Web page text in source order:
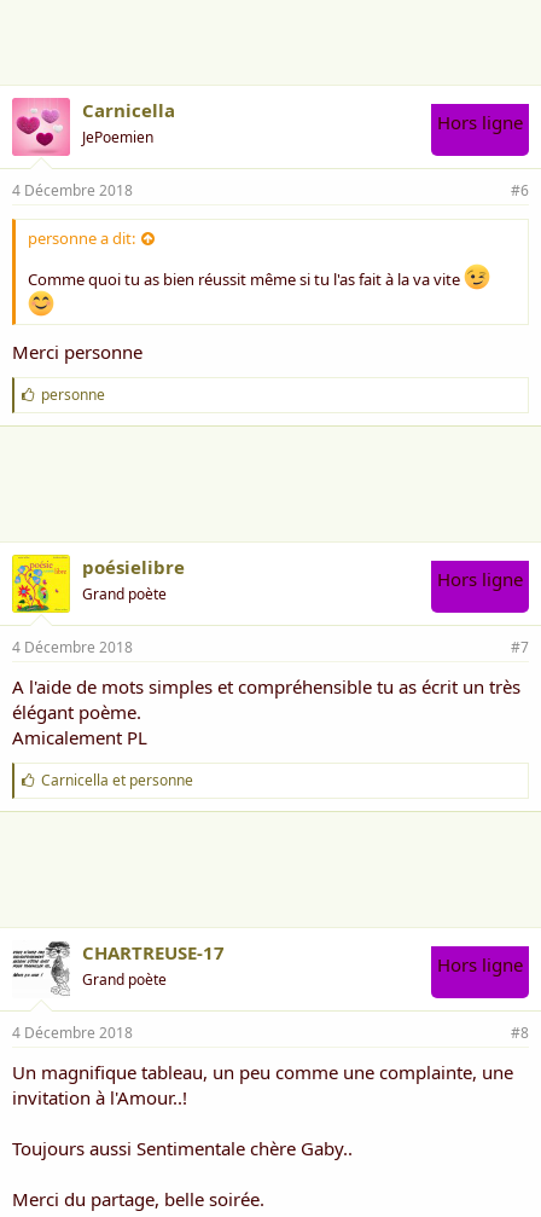
Carnicella
JePoemien
Hors ligne
4 Décembre 2018 #6
personne a dit:
Comme quoi tu as bien réussit même si tu l'as fait à la va vite
Merci personne
J
'
a
personne
poésielibre
Grand poète
Hors ligne
4 Décembre 2018 #7
A l'aide de mots simples et compréhensible tu as écrit un très
élégant poème.
Amicalement PL
J
'
a
Carnicella et personne
CHARTREUSE-17
Grand poète
Hors ligne
4 Décembre 2018 #8
Un magnifique tableau, un peu comme une complainte, une
invitation à l'Amour..!
Toujours aussi Sentimentale chère Gaby..
Merci du partage, belle soirée.